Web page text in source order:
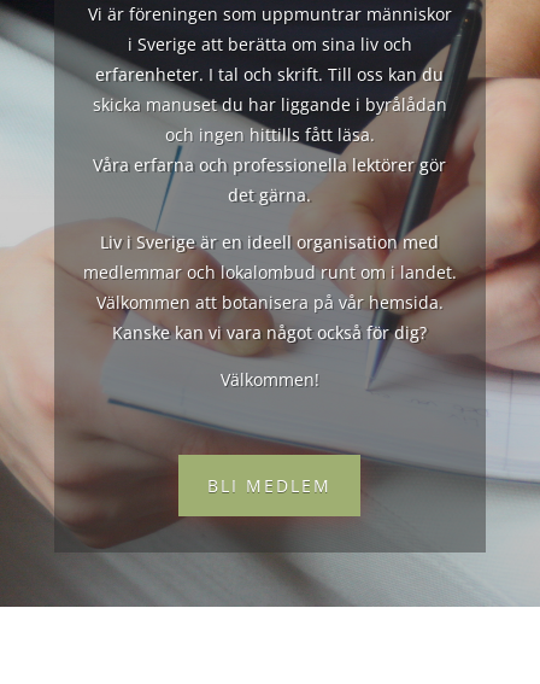
Vi är föreningen som uppmuntrar människor
i Sverige att berätta om sina liv och
erfarenheter. I tal och skrift. Till oss kan du
skicka manuset du har liggande i byrålådan
och ingen hittills fått läsa.
Våra erfarna och professionella lektörer gör
det gärna.
Liv i Sverige är en ideell organisation med
medlemmar och lokalombud runt om i landet.
Välkommen att botanisera på vår hemsida.
Kanske kan vi vara något också för dig?
Välkommen!
BLI MEDLEM